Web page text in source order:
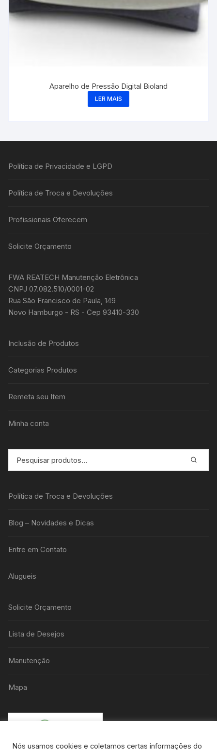
Aparelho de Pressão Digital Bioland
LER MAIS
Política de Privacidade e LGPD
Política de Troca e Devoluções
Profissionais Oferecem
Solicite Orçamento
FWA REATECH Manutenção Eletrônica
CNPJ 07.082.510/0001-02
Rua São Francisco de Paula, 149
Novo Hamburgo - RS - Cep 93410-330
Inclusão de Produtos
Categorias Produtos
Remeta seu Item
Minha conta
Política de Troca e Devoluções
Blog – Novidades e Dicas
Entre em Contato
Alugueis
Solicite Orçamento
Lista de Desejos
Manutenção
Mapa
Nós usamos cookies e coletamos certas informações do